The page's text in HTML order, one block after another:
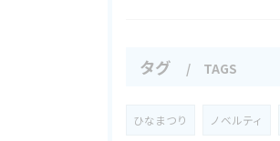
タグ TAGS
ひなまつり ノベルティ